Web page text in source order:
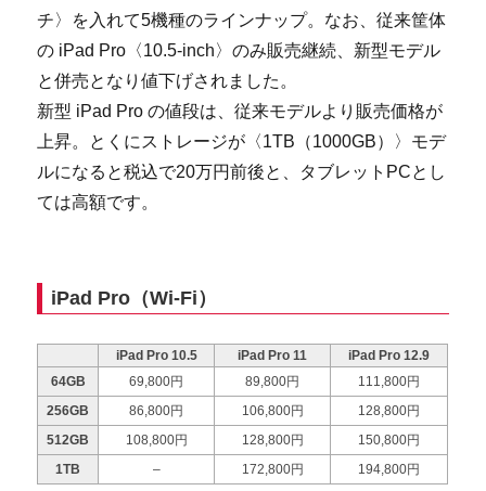
チ〉を入れて5機種のラインナップ。なお、従来筐体
の iPad Pro〈10.5-inch〉のみ販売継続、新型モデル
と併売となり値下げされました。
新型 iPad Pro の値段は、従来モデルより販売価格が
上昇。とくにストレージが〈1TB（1000GB）〉モデ
ルになると税込で20万円前後と、タブレットPCとし
ては高額です。
iPad Pro（Wi-Fi）
iPad Pro 10.5 iPad Pro 11
iPad Pro 12.9
64GB
69,800円 89,800円
111,800円
256GB
86,800円 106,800円
128,800円
512GB
108,800円 128,800円
150,800円
1TB
– 172,800円 194,800円